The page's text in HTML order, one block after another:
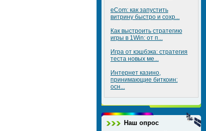
eCom: как запустить
витрину быстро и сохр...
Как выстроить стратегию
игры в 1Win: от п...
Игра от кэшбэка: стратегия
теста новых ме...
Интернет казино,
принимающие биткоин:
осн...
Наш опрос